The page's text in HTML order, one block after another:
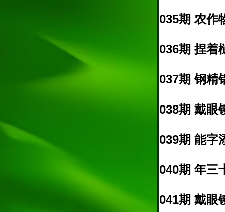
035期 农作
036期 捏着
037期 钢精
038期 戴眼
039期 能字
040期 年三
041期 戴眼